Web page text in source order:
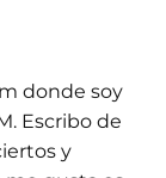
donde soy
Escribo de
y